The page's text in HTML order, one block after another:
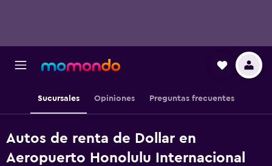
Sucursales Opiniones Preguntas frecuentes
Autos de renta de Dollar en
Aeropuerto Honolulu Internacional